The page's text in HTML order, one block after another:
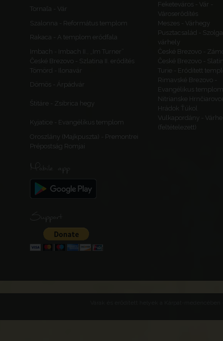
Tornaľa - Vár
Feketeváros - Vár -
Városerődítés
Szalonna - Református templom
Meszes - Várhegy
Rakaca - A templom erődfala
Pusztacsalád -
várhely
Imbach - Imbach II., „Im Turner”
České Brezovo -
České Brezovo - Szlatina II. erődítés
České Brezovo -
Tömörd - Ilonavár
Turie - Erődített
Dömös - Árpádvár
Rimavské Brezovo -
Evangélikus templom
Štitáre - Zsibrica hegy
Nitrianske
Hrádok Ťúkol
Kyjatice - Evangélikus templom
Vulkapordány -
(feltételezett)
Oroszlány (Majkpuszta) - Premontrei
Prépostság Romjai
Mobile app
Support